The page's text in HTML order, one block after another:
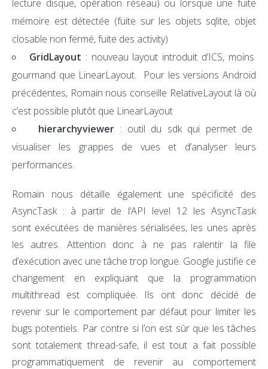
lecture disque, opération réseau) ou lorsque une fuite
mémoire est détectée (fuite sur les objets sqlite, objet
closable non fermé, fuite des activity)
GridLayout : nouveau layout introduit d’ICS, moins
gourmand que LinearLayout. Pour les versions Android
précédentes, Romain nous conseille RelativeLayout là où
c’est possible plutôt que LinearLayout
hierarchyviewer : outil du sdk qui permet de
visualiser les grappes de vues et d’analyser leurs
performances.
Romain nous détaille également une spécificité des
AsyncTask : à partir de l’API level 12 les AsyncTask
sont exécutées de manières sérialisées, les unes après
les autres. Attention donc à ne pas ralentir la file
d’exécution avec une tâche trop longue. Google justifie ce
changement en expliquant que la programmation
multithread est compliquée. Ils ont donc décidé de
revenir sur le comportement par défaut pour limiter les
bugs potentiels. Par contre si l’on est sûr que les tâches
sont totalement thread-safe, il est tout a fait possible
programmatiquement de revenir au comportement